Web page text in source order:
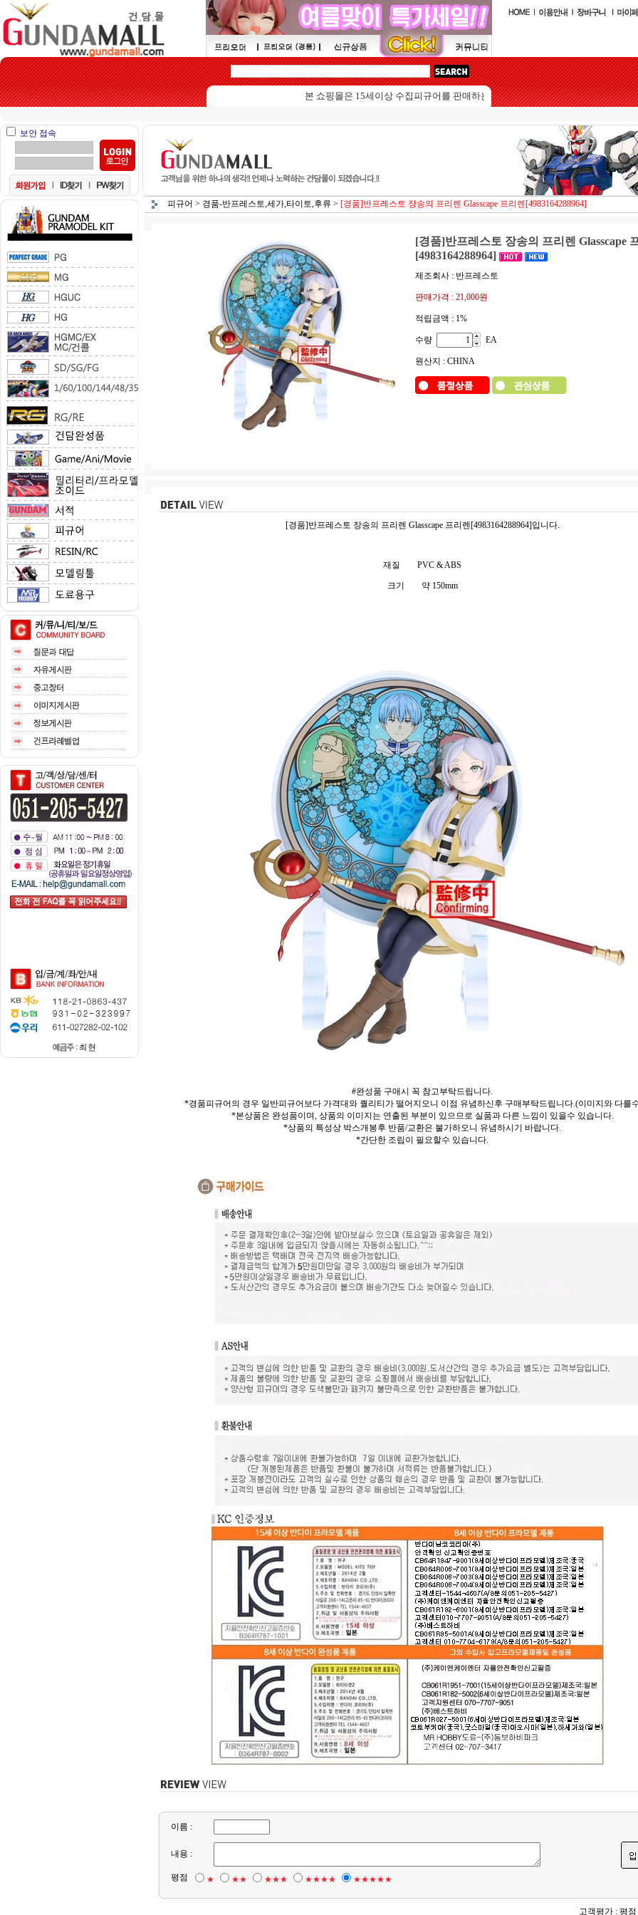
본 쇼핑몰은 15세이상 수집피규어를 판매하는 쇼핑몰입니다.
보안 접속
피규어 > 경품-반프레스토,세가,타이토,후류 > [경품]반프레스토 장송의 프리렌 Glasscape 프리렌[4983164288964]
[경품]반프레스토 장송의 프리렌 Glasscape
[4983164288964]
제조회사 : 반프레스토
판매가격 : 21,000원
적립금액 : 1%
수량 EA
원산지 : CHINA
[경품]반프레스토 장송의 프리렌 Glasscape 프리렌[4983164288964]입니다.
재질 PVC & ABS
크기 약 150mm
#완성품 구매시 꼭 참고부탁드립니다.
*경품피규어의 경우 일반피규어보다 가격대와 퀄리티가 떨어지오니 이점 유념하신후 구매부탁드립니다.(이미지와 다를
*본상품은 완성품이며, 상품의 이미지는 연출된 부분이 있으므로 실품과 다른 느낌이 있을수 있습니다.
*상품의 특성상 박스개봉후 반품/교환은 불가하오니 유념하시기 바랍니다.
*간단한 조립이 필요할수 있습니다.
이름 :
내용 :
평점 ★ ★★ ★★★ ★★★★ ★★★★★
고객평가 : 평점